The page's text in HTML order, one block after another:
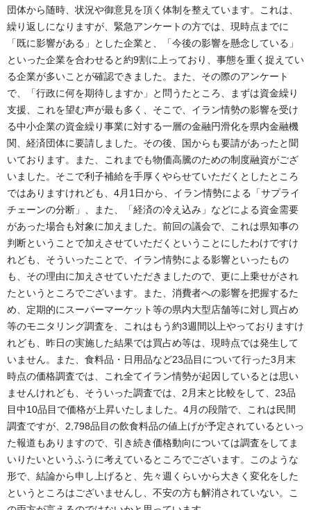
団体から随時、状況や御意見を頂く体制を整えています。これは、
繰り返しになりますが、緊急アンケートの方では、現時点までに
「既に影響がある」とした企業と、「今後の影響を懸念している」
といった企業を合わせると約9割に上っており、事態を重く捉えてい
る企業が多いことが確認できました。また、その際のアンケート
で、「行政に何を期待しますか」と問うたところ、まずは資金繰り
支援、これを望む声が最も多く、そこで、イラン情勢の影響を受け
る中小企業の資金繰り事業に対する一層の金融円滑化を県内金融機
関、経済団体に要請しました。その後、国からも要請があったと聞
いております。また、これまでも物価高騰のための制度融資がござ
いました。そこで利子補給を手厚くやらせていただくとしたところ
ではありますけれども、4月1日から、イラン情勢による「サプライ
チェーンの分断」、また、「経済の冷え込み」などによる資金需要
があった場合も対象に加えました。前回の議会で、これは県知事の
判断ということで加えさせていただくということにしたわけですけ
れども、そういったことで、イラン情勢による影響といったもの
も、その理由に加えさせていただきましたので、更に上乗せがされ
たというところでございます。また、消費者への影響を把握するた
め、定期的にスーパーマーケット等の県内大型店舗等に対し買占め
等のモニタリング調査を、これはもう約3週間以上やっておりますけ
れども、昨日の実施した結果では買占め等は、現時点では発生して
いません。また、食料品・日用品など23品目について行った3月末
時点の価格調査では、これ全てイラン情勢が起因しているとは思い
ませんけれども、そういった調査では、2月末と比較をして、23品
目中10品目で価格が上昇いたしました。4月の段階で、これは民間
調査ですが、2,798品目の飲食料品の値上げが予定されているといっ
た報道もありますので、引き続き価格動向については調査をしてま
いりたいというふうに考えているところでございます。このような
形で、結論から申し上げると、先々週くらいから大きく変化をした
というところはございませんし、不安の方も解消されていない。こ